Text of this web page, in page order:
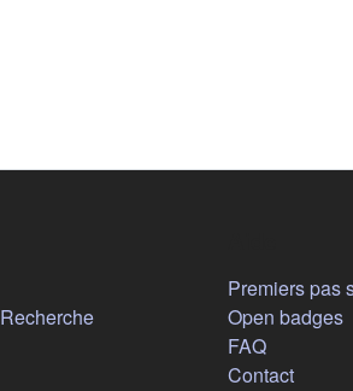
(s'ouvre dans un nouvel onglet)
Premiers pas
Open badges
FAQ
Contact